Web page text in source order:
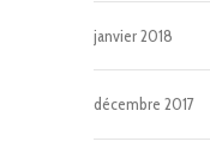
janvier 2018
décembre 2017